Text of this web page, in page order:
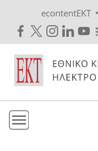
econtentEKT •